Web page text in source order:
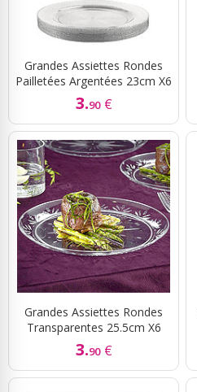
Grandes Assiettes Rondes
Pailletées Argentées 23cm X6
3.90 €
Grandes Assiettes Rondes
Transparentes 25.5cm X6
3.90 €